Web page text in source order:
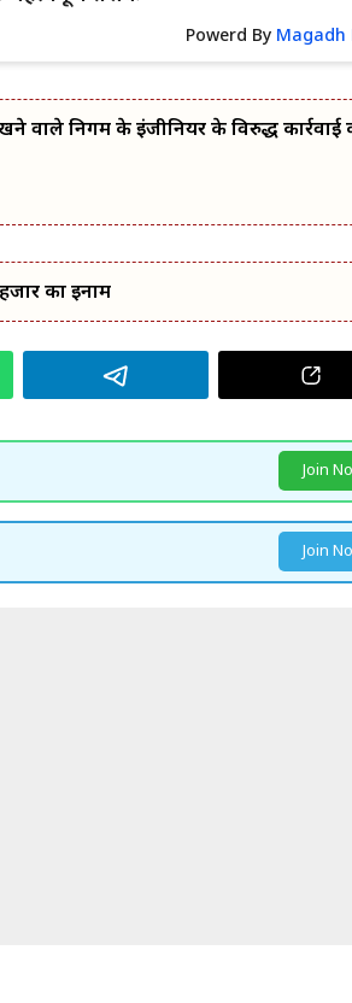
Powerd By Magadh
वाले निगम के इंजीनियर के विरुद्ध कार्रवाई
का इनाम
Join
Join